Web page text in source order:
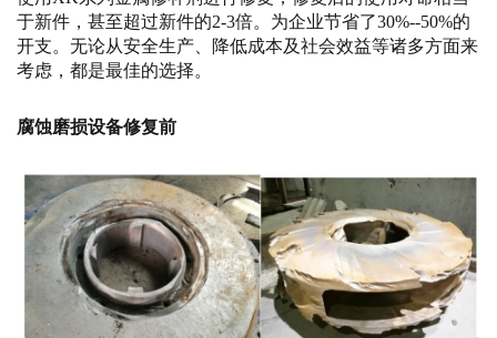
于新件，甚至超过新件的2-3倍。为企业节省了30%--50%的
开支。无论从安全生产、降低成本及社会效益等诸多方面来
考虑，都是最佳的选择。
腐蚀磨损设备修复前